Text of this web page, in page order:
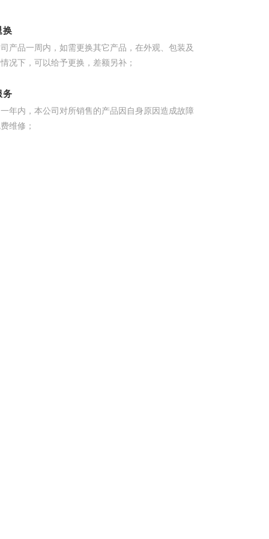
换
产品一周内，如需更换其它产品，在外观、包装及
况下，可以给予更换，差额另补；
务
年内，本公司对所销售的产品因自身原因造成故障
维修；